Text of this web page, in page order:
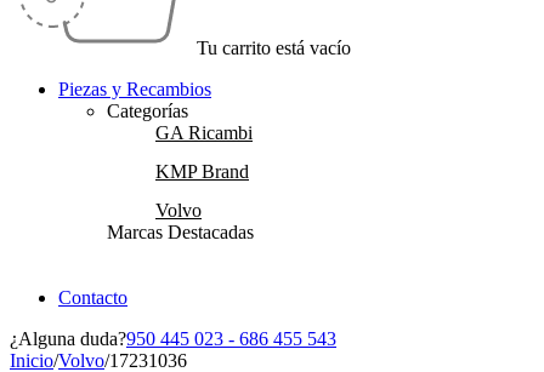
Tu carrito está vacío
Piezas y Recambios
Categorías
GA Ricambi
KMP Brand
Volvo
Marcas Destacadas
Contacto
¿Alguna duda?950 445 023 - 686 455 543
Inicio/Volvo/17231036